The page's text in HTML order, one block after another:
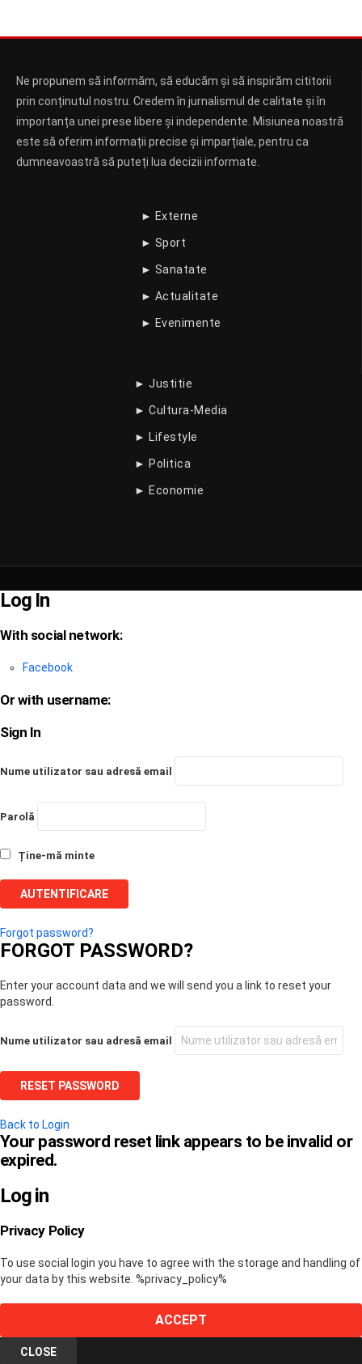
Ne propunem să informăm, să educăm și să inspirăm cititorii
prin conținutul nostru. Credem în jurnalismul de calitate și în
importanța unei prese libere și independente. Misiunea noastră
este să oferim informații precise și imparțiale, pentru ca
dumneavoastră să puteți lua decizii informate.
► Externe
► Sport
► Sanatate
► Actualitate
► Evenimente
► Justitie
► Cultura-Media
► Lifestyle
► Politica
► Economie
Log In
With social network:
Facebook
Or with username:
Sign In
Nume utilizator sau adresă email
Parolă
Ține-mă minte
Forgot password?
FORGOT PASSWORD?
Enter your account data and we will send you a link to reset your
password.
Nume utilizator sau adresă email
Back to Login
Your password reset link appears to be invalid or
expired.
Log in
Privacy Policy
To use social login you have to agree with the storage and handling of
your data by this website. %privacy_policy%
ACCEPT
CLOSE